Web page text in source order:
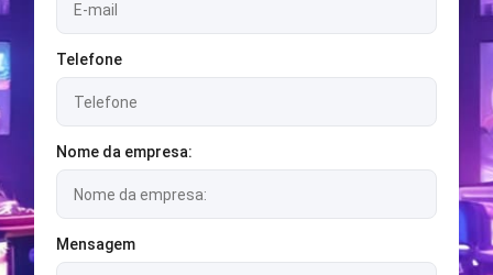
Telefone
Nome da empresa:
Mensagem